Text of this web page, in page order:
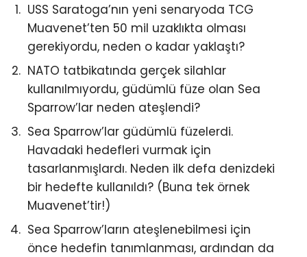
USS Saratoga’nın yeni senaryoda TCG
Muavenet’ten 50 mil uzaklıkta olması
gerekiyordu, neden o kadar yaklaştı?
NATO tatbikatında gerçek silahlar
kullanılmıyordu, güdümlü füze olan Sea
Sparrow’lar neden ateşlendi?
Sea Sparrow’lar güdümlü füzelerdi.
Havadaki hedefleri vurmak için
tasarlanmışlardı. Neden ilk defa denizdeki
bir hedefte kullanıldı? (Buna tek örnek
Muavenet’tir!)
Sea Sparrow’ların ateşlenebilmesi için
önce hedefin tanımlanması, ardından da